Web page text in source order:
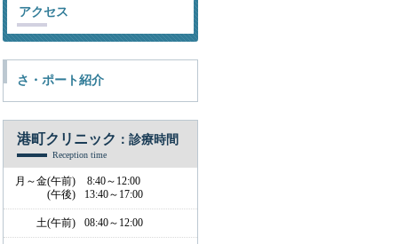
アクセス
さ・ポート紹介
港町クリニック ：診療時間
Reception time
月～金(午前)
8:40～12:00
(午後)
13:40～17:00
土(午前) 08:40～12:00